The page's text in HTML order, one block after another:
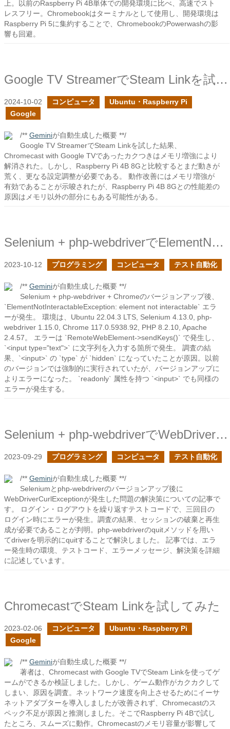
上。以前のRaspberry Pi 4B単体での開発環境に比べ、高速でスト
レスフリー。Chromebookはターミナルとして使用し、開発環境は
Raspberry Pi 5に集約することで、ChromebookのPowerwashの影
響も回避。
Google TV StreamerでSteam Linkを試してみた
2024-10-02 コンピュータ
Ubuntu・Raspberry Pi
Google
/** Geminiが自動生成した概要 **/
Google TV StreamerでSteam Linkを試した結果、
Chromecast with Google TVであったカクつきはメモリ増強により
解消された。しかし、Raspberry Pi 4B 8Gと比較するとまだ動きが
荒く、更なる設定調整が必要である。 動作改善にはメモリ増強が
有効であることが示唆されたが、Raspberry Pi 4B 8Gとの性能差の
原因はメモリ以外の部分にもある可能性がある。
Selenium + php-webdriverでElementNotInteractableExceptionのエラーにハマった時の対処
2023-10-12 プログラミング コンピュータ テスト自動化
/** Geminiが自動生成した概要 **/
Selenium + php-webdriver + Chromeのバージョンアップ後、
`ElementNotInteractableException: element not interactable` エラ
ーが発生。 環境は、Ubuntu 22.04.3 LTS, Selenium 4.13.0, php-
webdriver 1.15.0, Chrome 117.0.5938.92, PHP 8.2.10, Apache
2.4.57。 エラーは `RemoteWebElement->sendKeys()` で発生し、
`<input type="text">` に文字列を入力する箇所で発生。 調査の結
果、`<input>` の `type` が `hidden` になっていたことが原因。以前
のバージョンでは強制的に実行されていたが、バージョンアップに
よりエラーになった。 `readonly` 属性を持つ `<input>` でも同様の
エラーが発生する。
Selenium + php-webdriverでWebDriverCurlExceptionのエラーにハマった時の対処
2023-09-29 プログラミング コンピュータ テスト自動化
/** Geminiが自動生成した概要 **/
Seleniumとphp-webdriverのバージョンアップ後に
WebDriverCurlExceptionが発生した問題の解決策についての記事で
す。 ログイン・ログアウトを繰り返すテストコードで、三回目の
ログイン時にエラーが発生。調査の結果、セッションの破棄と再生
成が必要であることが判明。php-webdriverのquitメソッドを用い
てdriverを明示的にquitすることで解決しました。 記事では、エラ
ー発生時の環境、テストコード、エラーメッセージ、解決策を詳細
に記述しています。
ChromecastでSteam Linkを試してみた
2023-02-06 コンピュータ
Ubuntu・Raspberry Pi
Google
/** Geminiが自動生成した概要 **/
著者は、Chromecast with Google TVでSteam Linkを使ってゲ
ームができるか検証しました。しかし、ゲーム動作がカクカクして
しまい、原因を調査。ネットワーク速度を向上させるためにイーサ
ネットアダプターを導入しましたが改善されず、Chromecastのス
ペック不足が原因と推測しました。そこでRaspberry Pi 4Bで試し
たところ、スムーズに動作。Chromecastのメモリ容量が影響して